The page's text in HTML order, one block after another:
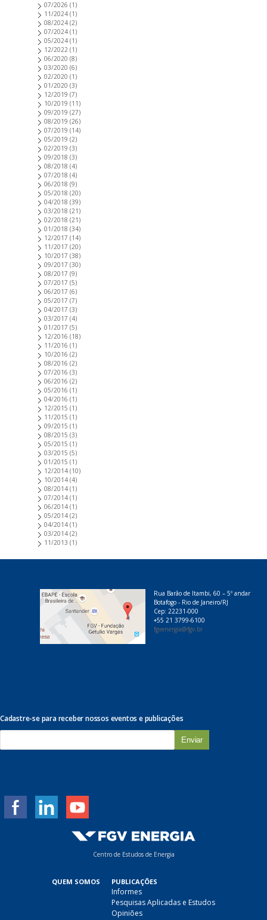
07/2026 (1)
11/2024 (1)
08/2024 (2)
07/2024 (1)
05/2024 (1)
12/2022 (1)
06/2020 (8)
03/2020 (6)
02/2020 (1)
01/2020 (3)
12/2019 (7)
10/2019 (11)
09/2019 (27)
08/2019 (26)
07/2019 (14)
05/2019 (2)
02/2019 (3)
09/2018 (3)
08/2018 (4)
07/2018 (4)
06/2018 (9)
05/2018 (20)
04/2018 (39)
03/2018 (21)
02/2018 (21)
01/2018 (34)
12/2017 (14)
11/2017 (20)
10/2017 (38)
09/2017 (30)
08/2017 (9)
07/2017 (5)
06/2017 (6)
05/2017 (7)
04/2017 (3)
03/2017 (4)
01/2017 (5)
12/2016 (18)
11/2016 (1)
10/2016 (2)
08/2016 (2)
07/2016 (3)
06/2016 (2)
05/2016 (1)
04/2016 (1)
12/2015 (1)
11/2015 (1)
09/2015 (1)
08/2015 (3)
05/2015 (1)
03/2015 (5)
01/2015 (1)
12/2014 (10)
10/2014 (4)
08/2014 (1)
07/2014 (1)
06/2014 (1)
05/2014 (2)
04/2014 (1)
03/2014 (2)
11/2013 (1)
Rua Barão de Itambi, 60 – 5º andar
Botafogo - Rio de Janeiro/RJ
Cep: 22231-000
+55 21 3799-6100
fgvenergia@fgv.br
Cadastre-se para receber nossos eventos e publicações
m
Centro de Estudos de Energia
QUEM SOMOS PUBLICAÇÕES
Informes
Pesquisas Aplicadas e Estudos
Opiniões